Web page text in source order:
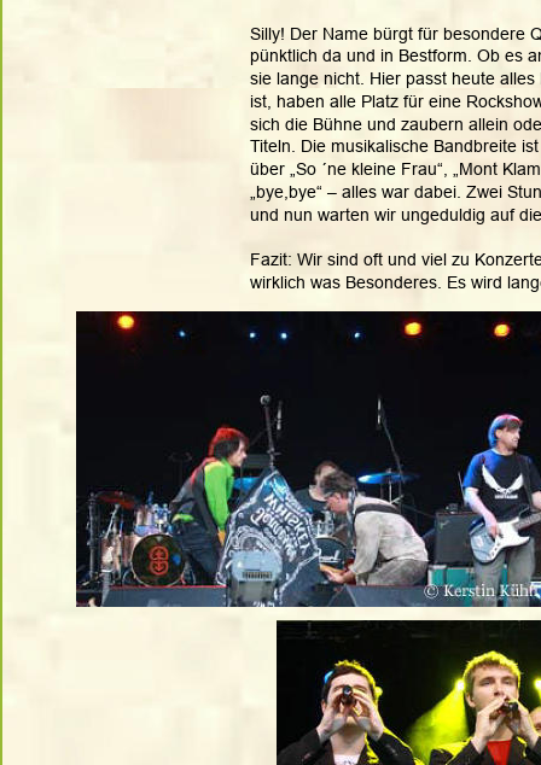
Silly! Der Name bürgt für besondere
pünktlich da und in Bestform. Ob es
sie lange nicht. Hier passt heute
ist, haben alle Platz für eine
sich die Bühne und zaubern allein
Titeln. Die musikalische Bandbreite
über „So ´ne kleine Frau“, „Mont
„bye,bye“ – alles war dabei. Zwei
und nun warten wir ungeduldig auf
Fazit: Wir sind oft und viel zu
wirklich was Besonderes. Es wird